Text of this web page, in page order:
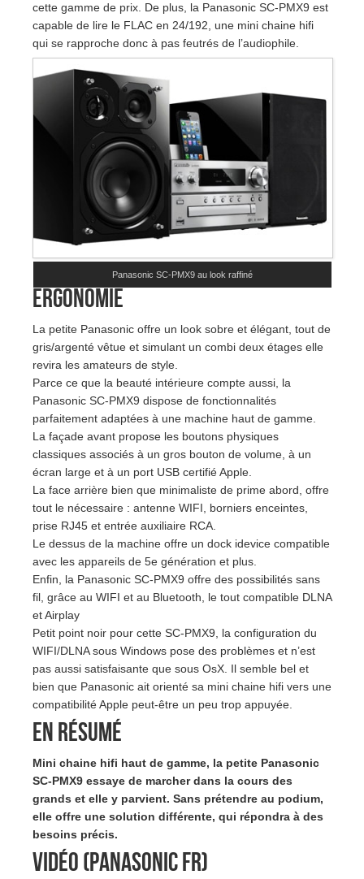
cette gamme de prix. De plus, la Panasonic SC-PMX9 est
capable de lire le FLAC en 24/192, une mini chaine hifi
qui se rapproche donc à pas feutrés de l’audiophile.
Panasonic SC-PMX9 au look raffiné
Ergonomie
La petite Panasonic offre un look sobre et élégant, tout de
gris/argenté vêtue et simulant un combi deux étages elle
revira les amateurs de style.
Parce ce que la beauté intérieure compte aussi, la
Panasonic SC-PMX9 dispose de fonctionnalités
parfaitement adaptées à une machine haut de gamme.
La façade avant propose les boutons physiques
classiques associés à un gros bouton de volume, à un
écran large et à un port USB certifié Apple.
La face arrière bien que minimaliste de prime abord, offre
tout le nécessaire : antenne WIFI, borniers enceintes,
prise RJ45 et entrée auxiliaire RCA.
Le dessus de la machine offre un dock idevice compatible
avec les appareils de 5e génération et plus.
Enfin, la Panasonic SC-PMX9 offre des possibilités sans
fil, grâce au WIFI et au Bluetooth, le tout compatible DLNA
et Airplay
Petit point noir pour cette SC-PMX9, la configuration du
WIFI/DLNA sous Windows pose des problèmes et n’est
pas aussi satisfaisante que sous OsX. Il semble bel et
bien que Panasonic ait orienté sa mini chaine hifi vers une
compatibilité Apple peut-être un peu trop appuyée.
En résumé
Mini chaine hifi haut de gamme, la petite Panasonic
SC-PMX9 essaye de marcher dans la cours des
grands et elle y parvient. Sans prétendre au podium,
elle offre une solution différente, qui répondra à des
besoins précis.
Vidéo (Panasonic FR)